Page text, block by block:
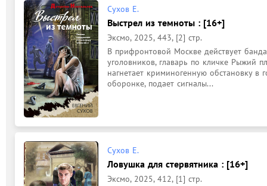
Сухов Е.
Выстрел из темноты : [16+]
Эксмо, 2025, 443, [2] стр.
В прифронтовой Москве действует
уголовников, главарь по кличке Рыжий
нагнетает криминогенную обстановку
оборонке, подает сигналы...
Сухов Е.
Ловушка для стервятника : [16+]
Эксмо, 2025, 412, [1] стр.